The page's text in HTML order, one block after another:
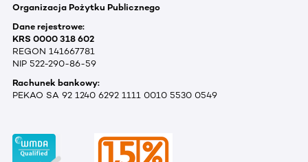
Organizacja Pożytku Publicznego
Dane rejestrowe:
KRS 0000 318 602
REGON 141667781
NIP 522-290-86-59
Rachunek bankowy:
PEKAO SA 92 1240 6292 1111 0010 5530 0549